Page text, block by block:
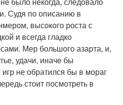
Судя по описанию в
высокого роста с
и всегда гладко
Мер большого азарта, и,
удачи, иначе бы
не обратился бы в мораг
стоит посмотреть в